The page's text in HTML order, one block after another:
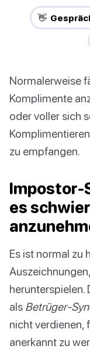
👋
Normalerweise
Komplimente
oder voller sich
zu empfangen.
Impostor-
es
Es ist normal zu
herunterspielen.
als Betrüger-
nicht verdienen,
anerkannt zu